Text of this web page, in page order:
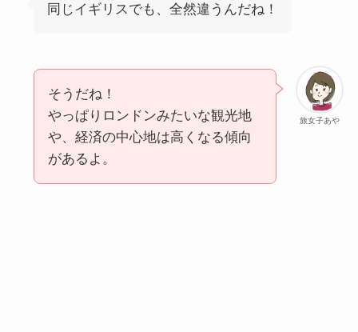
同じイギリスでも、全然違うんだね！
旅女子あや
そうだね！
やっぱりロンドンみたいな観光地
や、経済の中心地は高くなる傾向
があるよ。